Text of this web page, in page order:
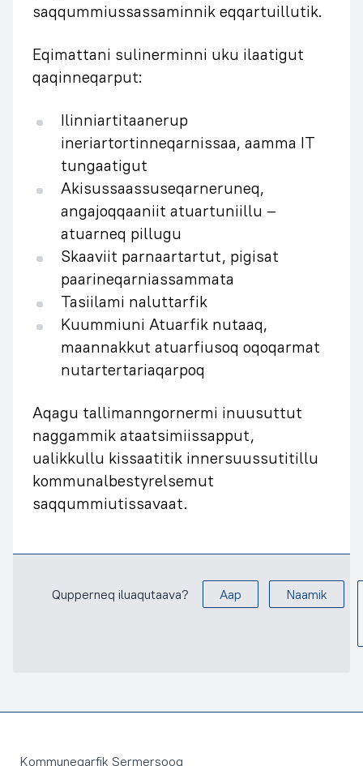
saqqummiussassaminnik eqqartuillutik.
Eqimattani sulinerminni uku ilaatigut
qaqinneqarput:
Ilinniartitaanerup
ineriartortinneqarnissaa, aamma IT
tungaatigut
Akisussaassuseqarneruneq,
angajoqqaaniit atuartuniillu –
atuarneq pillugu
Skaaviit parnaartartut, pigisat
paarineqarniassammata
Tasiilami naluttarfik
Kuummiuni Atuarfik nutaaq,
maannakkut atuarfiusoq oqoqarmat
nutartertariaqarpoq
Aqagu tallimanngornermi inuusuttut
naggammik ataatsimiissapput,
ualikkullu kissaatitik innersuussutitillu
kommunalbestyrelsemut
saqqummiutissavaat.
Qupperneq iluaqutaava? Aap Naamik
Kommuneqarfik Sermersooq